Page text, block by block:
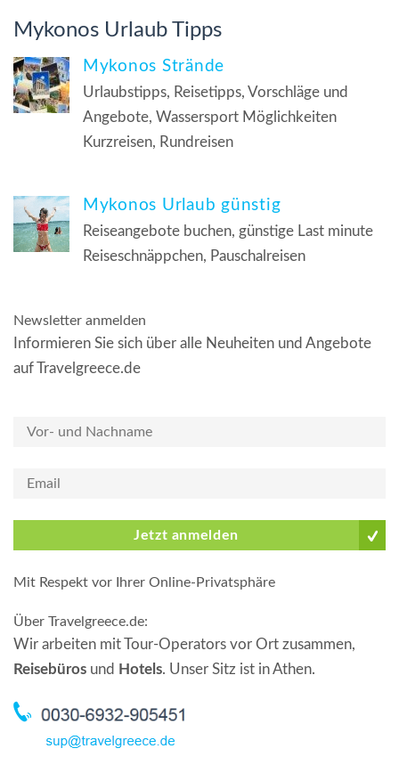
Mykonos Urlaub Tipps
Mykonos Strände
Urlaubstipps, Reisetipps, Vorschläge und
Angebote, Wassersport Möglichkeiten
Kurzreisen, Rundreisen
Mykonos Urlaub günstig
Reiseangebote buchen, günstige Last minute
Reiseschnäppchen, Pauschalreisen
Newsletter anmelden
Informieren Sie sich über alle Neuheiten und Angebote
auf Travelgreece.de
Jetzt anmelden
Mit Respekt vor Ihrer Online-Privatsphäre
Über Travelgreece.de:
Wir arbeiten mit Tour-Operators vor Ort zusammen,
Reisebüros und Hotels. Unser Sitz ist in Athen.